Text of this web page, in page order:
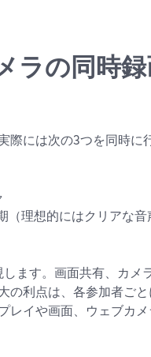
ラの同時録
には次の3つを同時に
（理想的にはクリアな音
ます。画面共有、カメ
の利点は、各参加者ご
レイや画面、ウェブカ